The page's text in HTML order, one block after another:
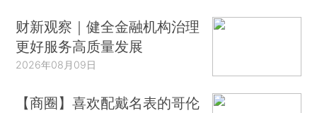
财新观察｜健全金融机构治理
更好服务高质量发展
2026年08月09日
【商圈】喜欢配戴名表的哥伦